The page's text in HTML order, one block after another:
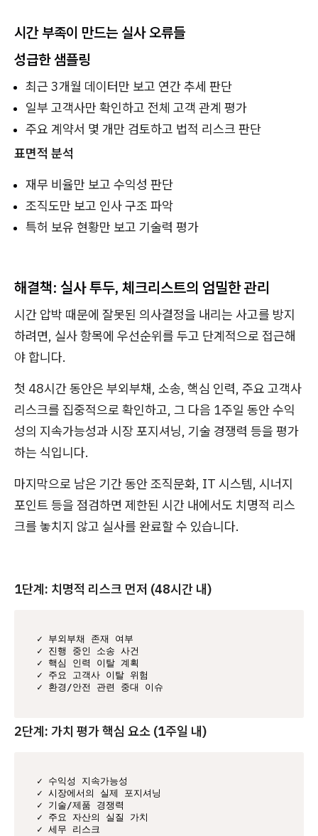
시간 부족이 만드는 실사 오류들
성급한 샘플링
최근 3개월 데이터만 보고 연간 추세 판단
일부 고객사만 확인하고 전체 고객 관계 평가
주요 계약서 몇 개만 검토하고 법적 리스크 판단
표면적 분석
재무 비율만 보고 수익성 판단
조직도만 보고 인사 구조 파악
특허 보유 현황만 보고 기술력 평가
해결책: 실사 투두, 체크리스트의 엄밀한 관리
시간 압박 때문에 잘못된 의사결정을 내리는 사고를 방지
하려면, 실사 항목에 우선순위를 두고 단계적으로 접근해
야 합니다.
첫 48시간 동안은 부외부채, 소송, 핵심 인력, 주요 고객사
리스크를 집중적으로 확인하고, 그 다음 1주일 동안 수익
성의 지속가능성과 시장 포지셔닝, 기술 경쟁력 등을 평가
하는 식입니다.
마지막으로 남은 기간 동안 조직문화, IT 시스템, 시너지
포인트 등을 점검하면 제한된 시간 내에서도 치명적 리스
크를 놓치지 않고 실사를 완료할 수 있습니다.
1단계: 치명적 리스크 먼저 (48시간 내)
✓ 부외부채 존재 여부
✓ 진행 중인 소송 사건
✓ 핵심 인력 이탈 계획
✓ 주요 고객사 이탈 위험
✓ 환경/안전 관련 중대 이슈
2단계: 가치 평가 핵심 요소 (1주일 내)
✓ 수익성 지속가능성
✓ 시장에서의 실제 포지셔닝
✓ 기술/제품 경쟁력
✓ 주요 자산의 실질 가치
✓ 세무 리스크